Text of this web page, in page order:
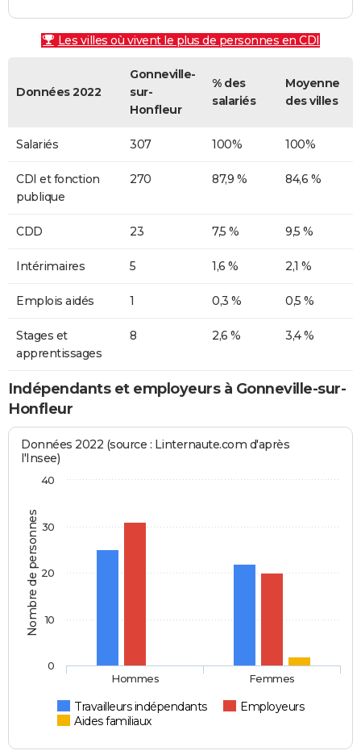
Les villes où vivent le plus de personnes en CDI
Données 2022
Gonneville-
sur-
Honfleur
% des
salariés
Moyenne
des villes
Salariés 307 100% 100%
CDI et fonction
publique
270 87,9 % 84,6 %
CDD 23 7,5 % 9,5 %
Intérimaires 5 1,6 % 2,1 %
Emplois aidés 1 0,3 % 0,5 %
Stages et
apprentissages
8 2,6 % 3,4 %
Indépendants et employeurs à Gonneville-sur-
Honfleur
Nombre de personnes
Données 2022 (source : Linternaute.com d'après
l'Insee)
Travailleurs indépendants
Employeurs
Aides familiaux
Hommes Femmes
0
10
20
30
40